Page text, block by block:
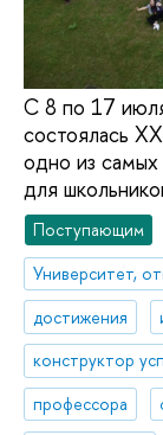
С 8 по 17
состоялась
одно из
для
Поступающим
Университет,
достижения
конструктор
профессора